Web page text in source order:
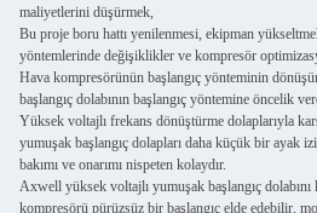
maliyetlerini düşürmek,
Bu proje boru hattı yenilenmesi, ekipman
yöntemlerinde değişiklikler ve kompresör
Hava kompresörünün başlangıç yönteminin
başlangıç dolabının başlangıç yöntemine öncelik
Yüksek voltajlı frekans dönüştürme dolaplarıyla
yumuşak başlangıç dolapları daha küçük bir ayak
bakımı ve onarımı nispeten kolaydır.
Axwell yüksek voltajlı yumuşak başlangıç dolabını
kompresörü pürüzsüz bir başlangıç elde edebilir,